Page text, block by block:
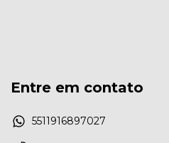
Entre em contato
5511916897027